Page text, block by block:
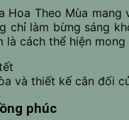
Hoa Theo Mùa
chỉ làm bừng sáng
là cách thể hiện
và thiết kế cân đối
phúc